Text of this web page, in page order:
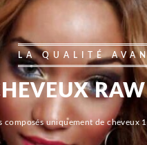
LA QUALITÉ
composés uniquement de cheveux